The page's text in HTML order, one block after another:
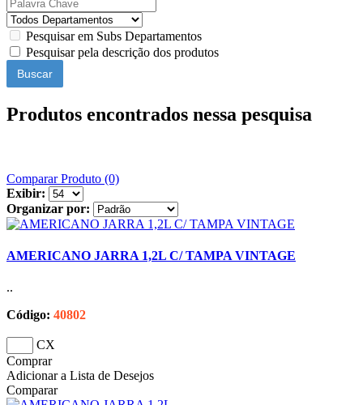
Pesquisar em Subs Departamentos
Pesquisar pela descrição dos produtos
Produtos encontrados nessa pesquisa
Comparar Produto (0)
Exibir:
Organizar por:
AMERICANO JARRA 1,2L C/ TAMPA VINTAGE
..
Código: 40802
CX
Comprar
Adicionar a Lista de Desejos
Comparar